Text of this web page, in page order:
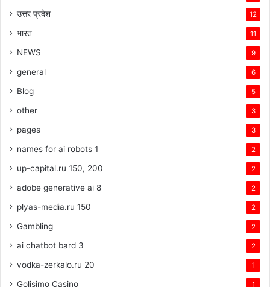
उत्तर प्रदेश 12
भारत 11
NEWS 9
general 6
Blog 5
other 3
pages 3
names for ai robots 1 2
up-capital.ru 150, 200 2
adobe generative ai 8 2
plyas-media.ru 150 2
Gambling 2
ai chatbot bard 3 2
vodka-zerkalo.ru 20 1
Golisimo Casino 1